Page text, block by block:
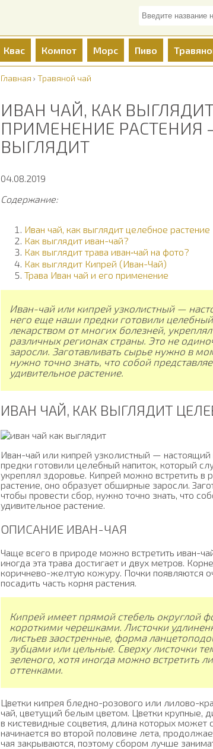
Квас Компот Морс Пиво
Главная › Травяной чай
ИВАН ЧАЙ, КАК
ПРИМЕНЕНИЕ РАСТЕНИЯ
ВЫГЛЯДИТ
04.08.2019
Содержание:
Иван чай, как выглядит целебное растение
Как выглядит иван-чай?
Как выглядит трава иван‑чай на фото?
Как выглядит Кипрей (Иван-Чай)
Трава Иван чай и его применение
Иван-чай или кипрей узколистный —
него еще наши предки готовили
лекарством от многих болезней,
различных регионах страны. Это не
заросли. Заготавливать сырье нужно в
нужно точно знать, что собой
удивительное растение.
ИВАН ЧАЙ, КАК ВЫГЛЯДИТ
Иван-чай или кипрей узколистный —
предки готовили целебный напиток, который
укреплял здоровье. Кипрей можно встретить в
растение, оно образует обширные заросли.
чтобы провести сбор, нужно точно знать, что
удивительное растение.
ОПИСАНИЕ ИВАН-ЧАЯ
Чаще всего в природе можно встретить иван-
иногда эта трава достигает и двух метров.
коричнево-желтую кожуру. Почки появляются
посадить часть корня растения.
Кипрей имеет прямой стебель округлой
короткими черешками. Листочки
листьев заостренные, форма
зубцами или цельные. Сверху листочки
зеленого, хотя иногда можно встретить
оттенками.
Цветки кипрея бледно-розового или лилово-
чай, цветущий белым цветом. Цветки крупные,
в кистевидные соцветия, длина которых может
начинается во второй половине лета,
чая закрываются, поэтому сбором лучше